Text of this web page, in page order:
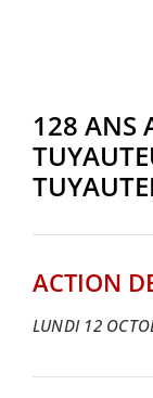
128 ANS
ACTION
LUNDI 12